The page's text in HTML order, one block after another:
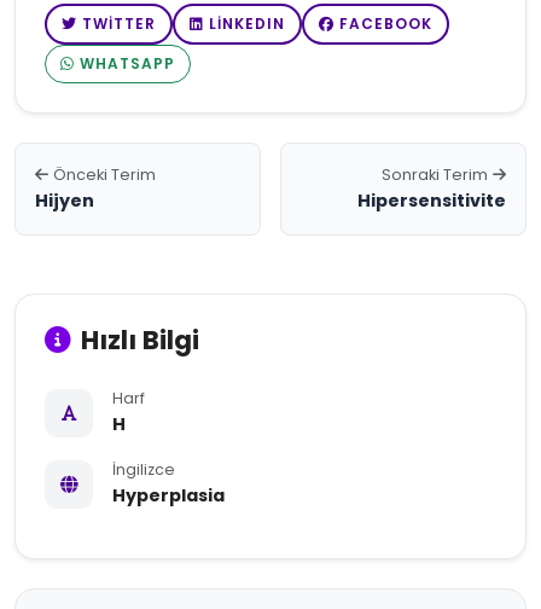
TWITTER LINKEDIN
FACEBOOK
WHATSAPP
Önceki Terim
Hijyen
Sonraki Terim
Hipersensitivite
Hızlı Bilgi
Harf
H
İngilizce
Hyperplasia